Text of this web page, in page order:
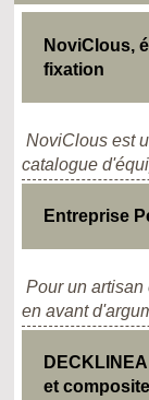
NoviClous,
fixation
NoviClous est
catalogue
Entreprise
Pour un artisan
en avant
et